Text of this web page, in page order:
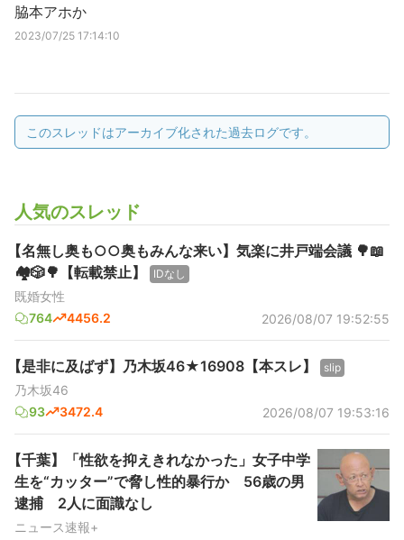
脇本アホか
2023/07/25 17:14:10
このスレッドはアーカイブ化された過去ログです。
人気のスレッド
【名無し奥も○○奥もみんな来い】気楽に井戸端会議 🌳📖
🏘️🎲🌳【転載禁止】
IDなし
既婚女性
764
4456.2 2026/08/07 19:52:55
【是非に及ばず】乃木坂46★16908【本スレ】 slip
乃木坂46
93
3472.4 2026/08/07 19:53:16
【千葉】「性欲を抑えきれなかった」女子中学
生を“カッター”で脅し性的暴行か 56歳の男
逮捕 2人に面識なし
ニュース速報+